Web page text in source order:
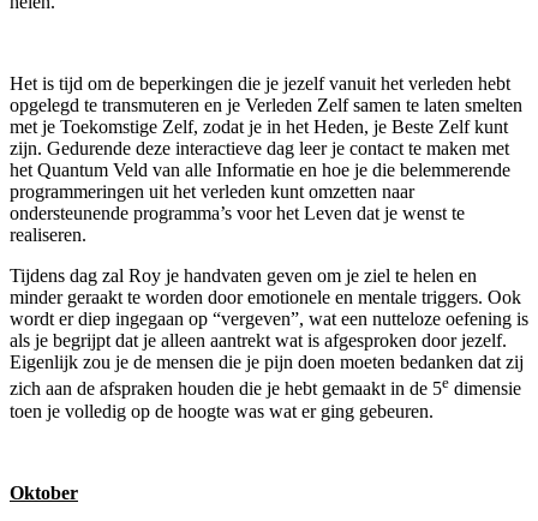
Het is tijd om de beperkingen die je jezelf vanuit het verleden hebt
opgelegd te transmuteren en je Verleden Zelf samen te laten smelten
met je Toekomstige Zelf, zodat je in het Heden, je Beste Zelf kunt
zijn. Gedurende deze interactieve dag leer je contact te maken met
het Quantum Veld van alle Informatie en hoe je die belemmerende
programmeringen uit het verleden kunt omzetten naar
ondersteunende programma’s voor het Leven dat je wenst te
realiseren.
Tijdens dag zal Roy je handvaten geven om je ziel te helen en
minder geraakt te worden door emotionele en mentale triggers. Ook
wordt er diep ingegaan op “vergeven”, wat een nutteloze oefening is
als je begrijpt dat je alleen aantrekt wat is afgesproken door jezelf.
Eigenlijk zou je de mensen die je pijn doen moeten bedanken dat zij
zich aan de afspraken houden die je hebt gemaakt in de 5e dimensie
toen je volledig op de hoogte was wat er ging gebeuren.
Oktober